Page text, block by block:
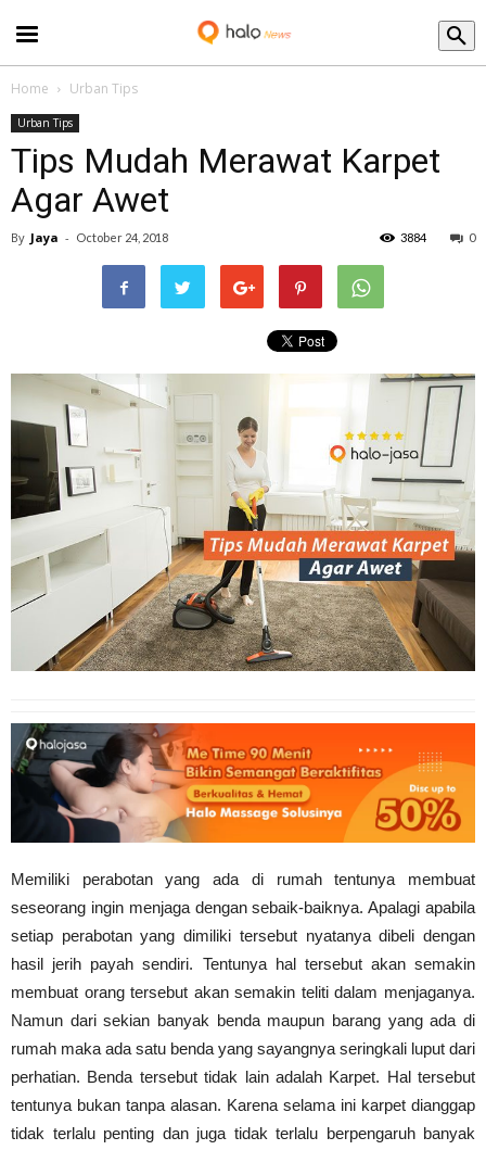
Home Urban Tips
Urban Tips
Tips Mudah Merawat Karpet
Agar Awet
By Jaya - October 24, 2018 0
3884
Memiliki perabotan yang ada di rumah tentunya membuat
seseorang ingin menjaga dengan sebaik-baiknya. Apalagi apabila
setiap perabotan yang dimiliki tersebut nyatanya dibeli dengan
hasil jerih payah sendiri. Tentunya hal tersebut akan semakin
membuat orang tersebut akan semakin teliti dalam menjaganya.
Namun dari sekian banyak benda maupun barang yang ada di
rumah maka ada satu benda yang sayangnya seringkali luput dari
perhatian. Benda tersebut tidak lain adalah Karpet. Hal tersebut
tentunya bukan tanpa alasan. Karena selama ini karpet dianggap
tidak terlalu penting dan juga tidak terlalu berpengaruh banyak